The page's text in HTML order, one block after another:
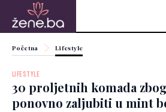
Početna Lifestyle
LIFESTYLE
30 proljetnih komada
ponovno zaljubiti u mint